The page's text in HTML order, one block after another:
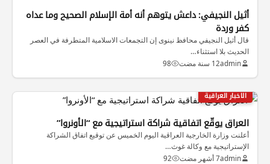
أثيل النجيفي: داعش يتوهم أنه أمة الإسلام الصحيح وما عداه
كفر وردة
قال أثيل النجيفي محافظ نينوى إن التجمعات الاسلامية المتطرفة في العصر
الحديث بلا استثناء…
admin12 سنة مضت 98
الاخبار العراقية
العراق يوقّع اتفاقية شراكة استراتيجية مع “الأونروا”
أعلنت وزارة الخارجية العراقية اليوم الخميس عن توقيع اتفاق الشراكة
الإستراتيجية مع وكالة غوث…
admin7 أشهر مضت 92